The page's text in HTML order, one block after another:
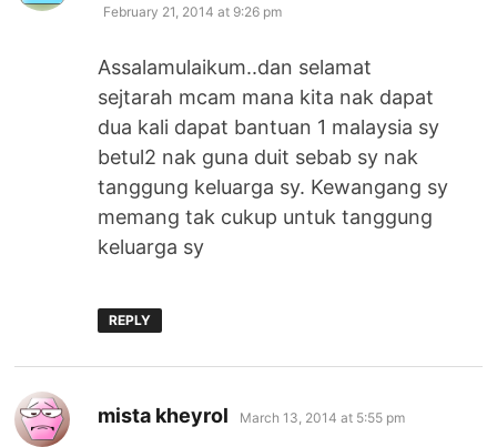
February 21, 2014 at 9:26 pm
Assalamulaikum..dan selamat
sejtarah mcam mana kita nak dapat
dua kali dapat bantuan 1 malaysia sy
betul2 nak guna duit sebab sy nak
tanggung keluarga sy. Kewangang sy
memang tak cukup untuk tanggung
keluarga sy
REPLY
mista kheyrol says:
March 13, 2014 at 5:55 pm